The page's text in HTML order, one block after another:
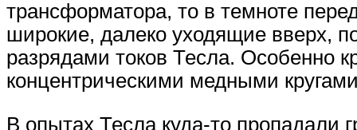
трансформатора, то в темноте
широкие, далеко уходящие вверх,
разрядами токов Тесла. Особенно
концентрическими медными
В опытах Тесла куда-то пропадали